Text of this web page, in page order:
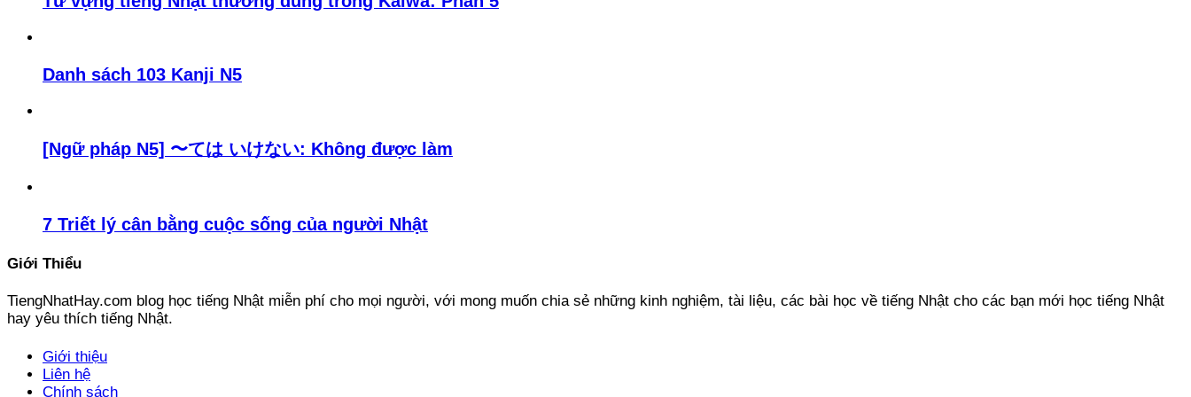
Danh sách 103 Kanji N5
[Ngữ pháp N5] 〜ては いけない: Không được làm
7 Triết lý cân bằng cuộc sống của người Nhật
Giới Thiểu
TiengNhatHay.com blog học tiếng Nhật miễn phí cho mọi người, với mong muốn chia sẻ những kinh nghiệm, tài liệu, các bài học về tiếng Nhật cho các bạn mới học tiếng Nhật
hay yêu thích tiếng Nhật.
Giới thiệu
Liên hệ
Chính sách